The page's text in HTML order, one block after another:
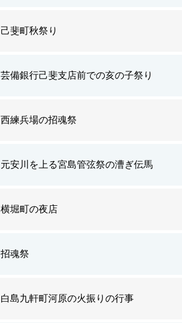
己斐町秋祭り
芸備銀行己斐支店前での亥の子祭り
西練兵場の招魂祭
元安川を上る宮島管弦祭の漕ぎ伝馬
横堀町の夜店
招魂祭
白島九軒町河原の火振りの行事